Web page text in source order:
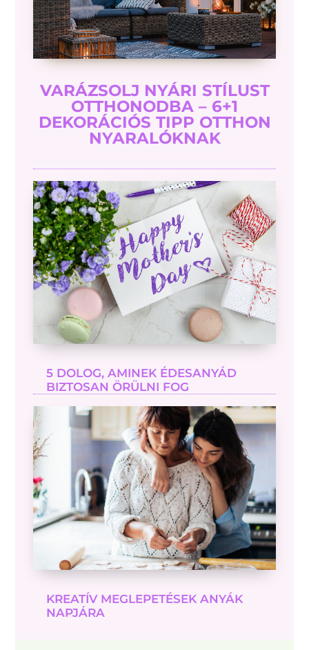
VARÁZSOLJ NYÁRI STÍLUST
OTTHONODBA – 6+1
DEKORÁCIÓS TIPP OTTHON
NYARALÓKNAK
5 DOLOG, AMINEK ÉDESANYÁD
BIZTOSAN ÖRÜLNI FOG
KREATÍV MEGLEPETÉSEK ANYÁK
NAPJÁRA